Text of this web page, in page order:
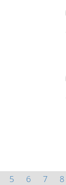
5 6 7 8